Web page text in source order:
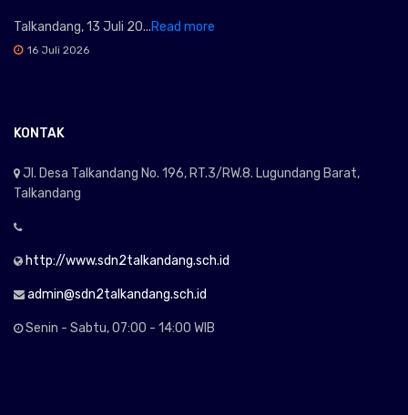
Talkandang, 13 Juli 20...Read more
16 Juli 2026
KONTAK
Jl. Desa Talkandang No. 196, RT.3/RW.8. Lugundang Barat,
Talkandang
http://www.sdn2talkandang.sch.id
admin@sdn2talkandang.sch.id
Senin - Sabtu, 07:00 - 14:00 WIB